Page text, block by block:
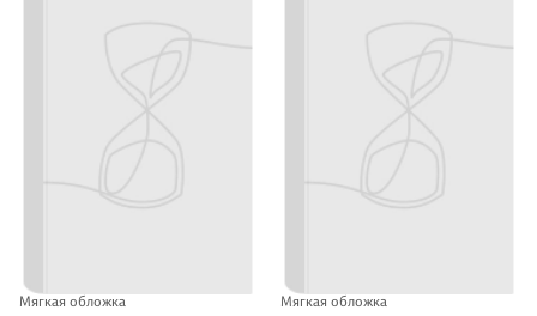
Мягкая обложка Мягкая обложка